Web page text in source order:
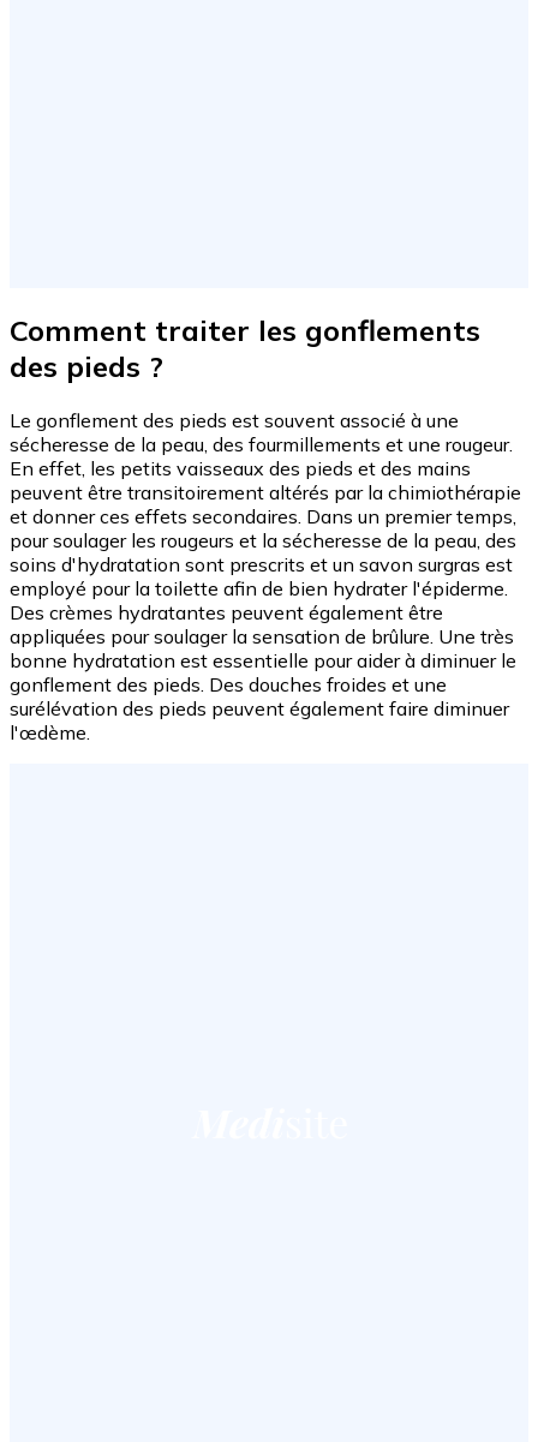
Comment traiter les gonflements
des pieds ?
Le gonflement des pieds est souvent associé à une
sécheresse de la peau, des fourmillements et une rougeur.
En effet, les petits vaisseaux des pieds et des mains
peuvent être transitoirement altérés par la chimiothérapie
et donner ces effets secondaires. Dans un premier temps,
pour soulager les rougeurs et la sécheresse de la peau, des
soins d'hydratation sont prescrits et un savon surgras est
employé pour la toilette afin de bien hydrater l'épiderme.
Des crèmes hydratantes peuvent également être
appliquées pour soulager la sensation de brûlure. Une très
bonne hydratation est essentielle pour aider à diminuer le
gonflement des pieds. Des douches froides et une
surélévation des pieds peuvent également faire diminuer
l'œdème.